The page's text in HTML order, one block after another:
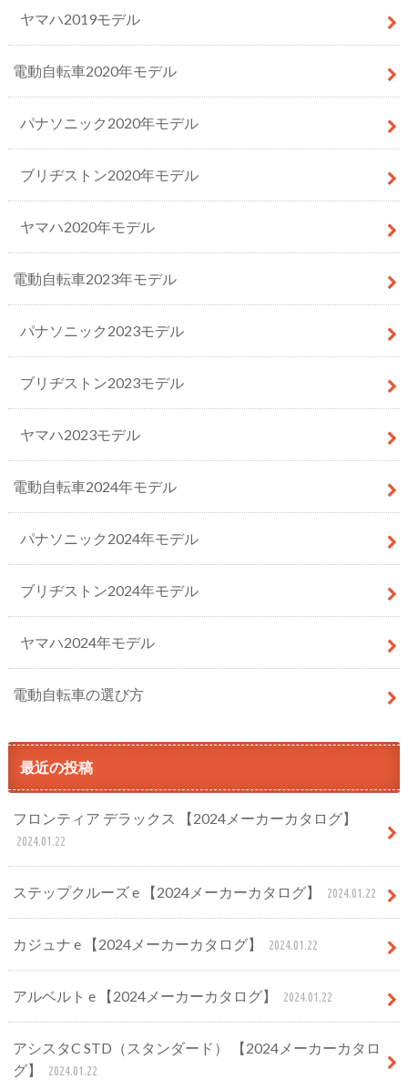
ヤマハ2019モデル
電動自転車2020年モデル
パナソニック2020年モデル
ブリヂストン2020年モデル
ヤマハ2020年モデル
電動自転車2023年モデル
パナソニック2023モデル
ブリヂストン2023モデル
ヤマハ2023モデル
電動自転車2024年モデル
パナソニック2024年モデル
ブリヂストン2024年モデル
ヤマハ2024年モデル
電動自転車の選び方
最近の投稿
フロンティア デラックス 【2024メーカーカタログ】
2024.01.22
ステップクルーズ e 【2024メーカーカタログ】 2024.01.22
カジュナ e 【2024メーカーカタログ】 2024.01.22
アルベルト e 【2024メーカーカタログ】 2024.01.22
アシスタC STD（スタンダード） 【2024メーカーカタロ
グ】
2024.01.22